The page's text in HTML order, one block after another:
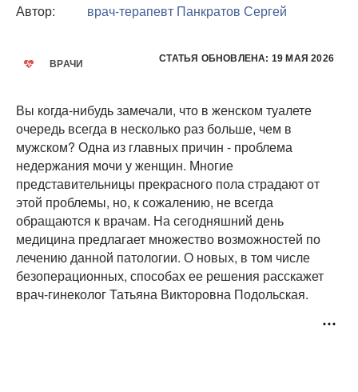
Автор:
врач-терапевт Панкратов Сергей
ВРАЧИ СТАТЬЯ ОБНОВЛЕНА: 19 МАЯ 2026
Вы когда-нибудь замечали, что в женском туалете
очередь всегда в несколько раз больше, чем в
мужском? Одна из главных причин - проблема
недержания мочи у женщин. Многие
представительницы прекрасного пола страдают от
этой проблемы, но, к сожалению, не всегда
обращаются к врачам. На сегодняшний день
медицина предлагает множество возможностей по
лечению данной патологии. О новых, в том числе
безоперационных, способах ее решения расскажет
врач-гинеколог Татьяна Викторовна Подольская.